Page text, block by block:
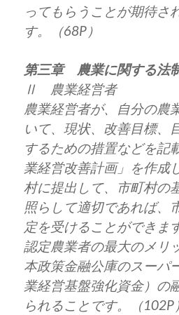
ってもらうことが期待さ
す。（68P）
第三章 農業に関する法
Ⅱ 農業経営者
農業経営者が、自分の農
いて、現状、改善目標、
するための措置などを記
業経営改善計画」を作成
村に提出して、市町村の
照らして適切であれば、
定を受けることができま
認定農業者の最大のメリ
本政策金融公庫のスーパ
業経営基盤強化資金）の
られることです。（102P